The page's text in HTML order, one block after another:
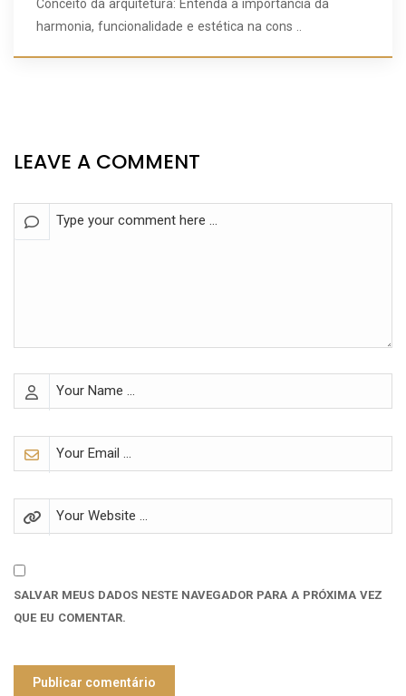
Conceito da arquitetura: Entenda a importância da
harmonia, funcionalidade e estética na cons ..
LEAVE A COMMENT
SALVAR MEUS DADOS NESTE NAVEGADOR PARA A PRÓXIMA VEZ
QUE EU COMENTAR.